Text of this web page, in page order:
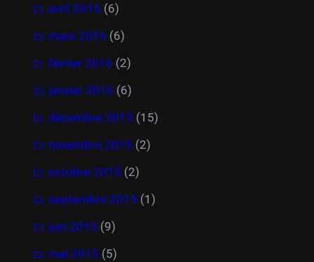
avril 2016 (6)
mars 2016 (6)
février 2016 (2)
janvier 2016 (6)
décembre 2015 (15)
novembre 2015 (2)
octobre 2015 (2)
septembre 2015 (1)
juin 2015 (9)
mai 2015 (5)